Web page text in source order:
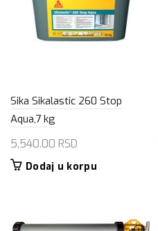
Sika Sikalastic 260 Stop
Aqua,7 kg
5,540.00 RSD
Dodaj u korpu